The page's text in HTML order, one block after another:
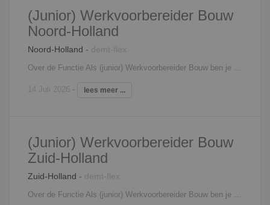
(Junior) Werkvoorbereider Bouw
Noord-Holland
Noord-Holland - demt-flex
Over de Functie Als (junior) Werkvoorbereider Bouw ben je de verbindende factor in het projectteam en lever je een essentiële bijdrage aan onze bouwprojecten. Je regelt de voorbereiding op een proactieve manier en communiceert dit op een duidelijke manier naar alle partijen. Je werkzaamheden bestaan uit: Het controleren van de werk- en productietekeningen;Uitwerken van berekeningen en relevante tekeningen;Als Werkvoorbereider Bouw ben jij de schakel tussen externe contacten en het uitvoerende team op de bouwplaats;Het controleren en toetsen van werktekeningen van verschillende onderaannemers en toeleveranciers;Je werkt nauw samen met de afdeling uitvoering, inkoop, calculatie en administratie.
14 Juli 2026 - lees meer ...
(Junior) Werkvoorbereider Bouw
Zuid-Holland
Zuid-Holland - demt-flex